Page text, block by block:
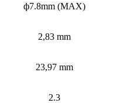
ф7.8mm (MAX)
2,83 mm
23,97 mm
2.3